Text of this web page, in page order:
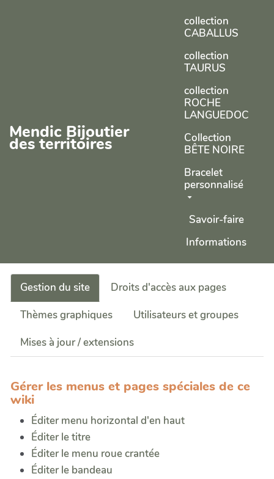
Mendic Bijoutier
des territoires
collection
CABALLUS
collection
TAURUS
collection
ROCHE
LANGUEDOC
Collection
BÊTE NOIRE
Bracelet
personnalisé
Savoir-faire
Informations
Gestion du site
Droits d'accès aux pages
Thèmes graphiques
Utilisateurs et groupes
Mises à jour / extensions
Gérer les menus et pages spéciales de ce
wiki
Éditer menu horizontal d'en haut
Éditer le titre
Éditer le menu roue crantée
Éditer le bandeau